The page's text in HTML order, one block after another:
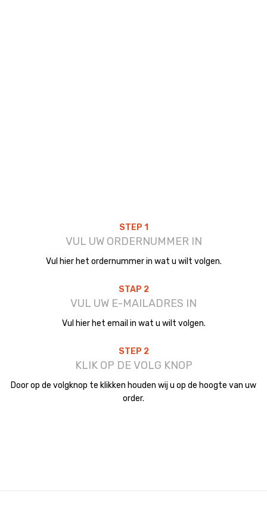
STEP 1
VUL UW ORDERNUMMER IN
Vul hier het ordernummer in wat u wilt volgen.
STAP 2
VUL UW E-MAILADRES IN
Vul hier het email in wat u wilt volgen.
STEP 2
KLIK OP DE VOLG KNOP
Door op de volgknop te klikken houden wij u op de hoogte van uw
order.